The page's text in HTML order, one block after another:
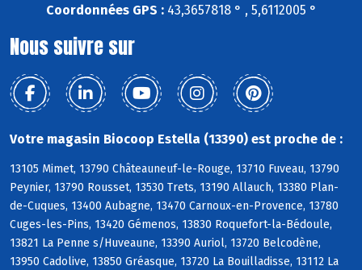
Coordonnées GPS :43,3657818 ° , 5,6112005 °
Nous suivre sur
Votre magasin Biocoop Estella (13390) est proche de :
13105 Mimet, 13790 Châteauneuf-le-Rouge, 13710 Fuveau, 13790
Peynier, 13790 Rousset, 13530 Trets, 13190 Allauch, 13380 Plan-
de-Cuques, 13400 Aubagne, 13470 Carnoux-en-Provence, 13780
Cuges-les-Pins, 13420 Gémenos, 13830 Roquefort-la-Bédoule,
13821 La Penne s/Huveaune, 13390 Auriol, 13720 Belcodène,
13950 Cadolive, 13850 Gréasque, 13720 La Bouilladisse, 13112 La